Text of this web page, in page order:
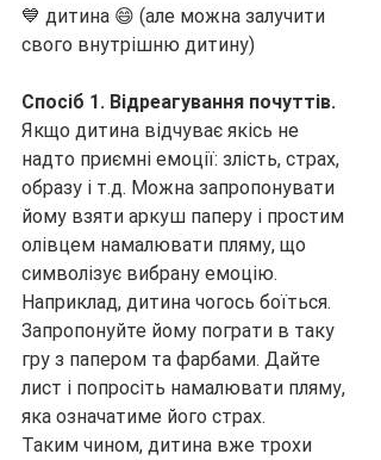
💙 дитина 😄 (але можна залучити
свого внутрішню дитину)
Спосіб 1. Відреагування почуттів.
Якщо дитина відчуває якісь не
надто приємні емоції: злість, страх,
образу і т.д. Можна запропонувати
йому взяти аркуш паперу і простим
олівцем намалювати пляму, що
символізує вибрану емоцію.
Наприклад, дитина чогось боїться.
Запропонуйте йому пограти в таку
гру з папером та фарбами. Дайте
лист і попросіть намалювати пляму,
яка означатиме його страх.
Таким чином, дитина вже трохи